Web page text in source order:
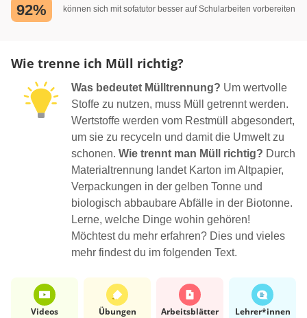
92% können sich mit sofatutor besser auf Schularbeiten vorbereiten
Wie trenne ich Müll richtig?
Was bedeutet Mülltrennung? Um wertvolle
Stoffe zu nutzen, muss Müll getrennt werden.
Wertstoffe werden vom Restmüll abgesondert,
um sie zu recyceln und damit die Umwelt zu
schonen. Wie trennt man Müll richtig? Durch
Materialtrennung landet Karton im Altpapier,
Verpackungen in der gelben Tonne und
biologisch abbaubare Abfälle in der Biotonne.
Lerne, welche Dinge wohin gehören!
Möchtest du mehr erfahren? Dies und vieles
mehr findest du im folgenden Text.
Videos Übungen Arbeits­blätter Lehrer*​innen